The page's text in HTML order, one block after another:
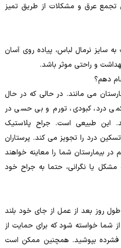
تجمع عرق و مشکلات از طریق تمیز
سایز نرمال لباس، پیاده روی آسان
و راحتی موثر باشد.
دهم؟
می مانند. در حالی که در حال
درد، کبودی، تورم و بی حسی در
این طبیعی است. جراح پلاستیک
درد را تجویز می کند. پرستاران
بیمارستان شما را معاینه خواهند
یا نگرانی، حتما به جراح خود
روز بعد از عمل از جای خود بلند
شما خواسته شود که برای حمایت از
بپوشید. همچنین ممکن است